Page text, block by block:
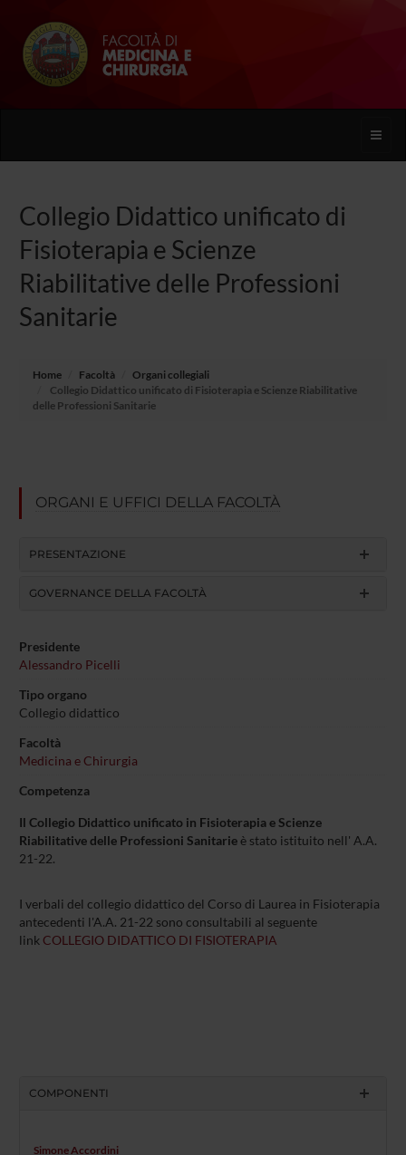
Toggle
Collegio Didattico unificato di
Fisioterapia e Scienze
Riabilitative delle Professioni
Sanitarie
Home Facoltà
Organi collegiali
Collegio Didattico unificato di Fisioterapia e Scienze Riabilitative
delle Professioni Sanitarie
ORGANI E UFFICI DELLA FACOLTÀ
PRESENTAZIONE
GOVERNANCE DELLA FACOLTÀ
Presidente
Alessandro Picelli
Tipo organo
Collegio didattico
Facoltà
Medicina e Chirurgia
Competenza
Il Collegio Didattico unificato in Fisioterapia e Scienze
Riabilitative delle Professioni Sanitarieè stato istituito nell' A.A.
21-22.
I verbali del collegio didattico del Corso di Laurea in Fisioterapia
antecedenti l'A.A. 21-22 sono consultabili al seguente
link COLLEGIO DIDATTICO DI FISIOTERAPIA
COMPONENTI
Simone Accordini